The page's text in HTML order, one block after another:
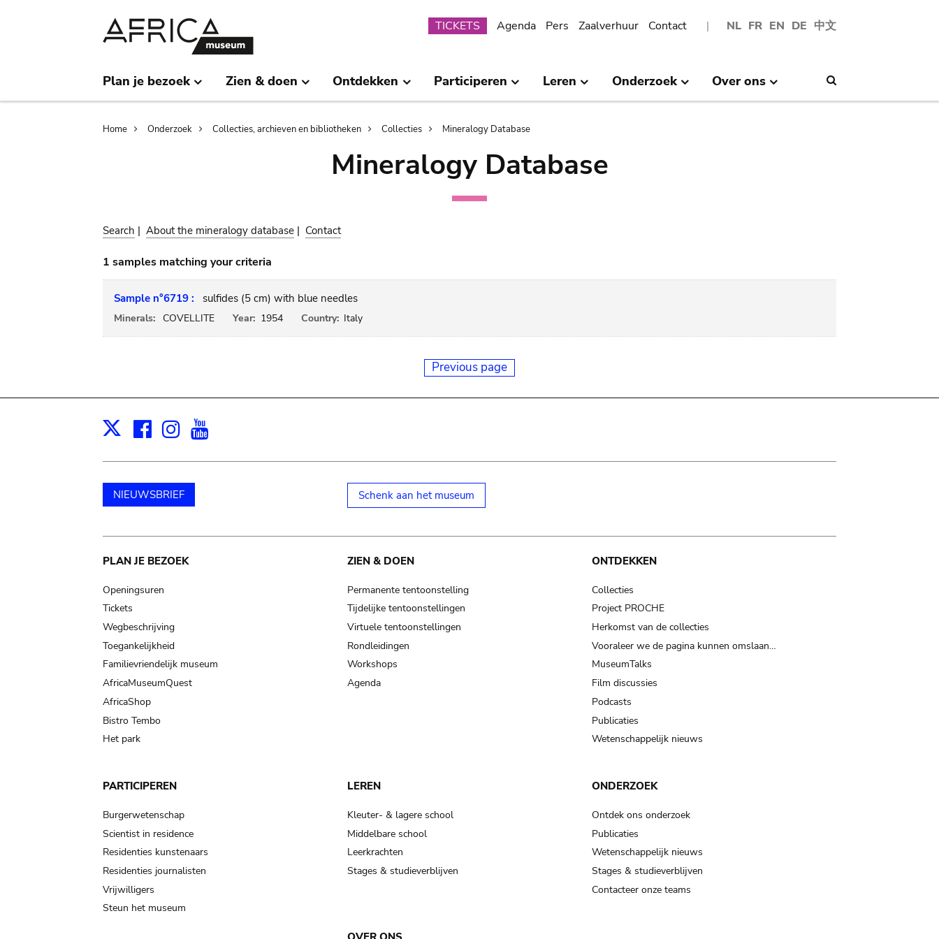
NL FR EN DE 中文
Submenu
TICKETS Agenda Pers Zaalverhuur Contact
Plan je bezoek Zien & doen Ontdekken Participeren Leren Onderzoek Over ons
Breadcrumb
Home Onderzoek Collecties, archieven en bibliotheken Collecties Mineralogy Database
Mineralogy Database
Search | About the mineralogy database | Contact
1 samples matching your criteria
Sample n°6719 : sulfides (5 cm) with blue needles
Minerals: COVELLITE Year: 1954 Country: Italy
Previous page
X Facebook
Instagram
NIEUWSBRIEF Schenk aan het museum
Main
navigation
PLAN JE BEZOEK
Openingsuren
Tickets
Wegbeschrijving
Toegankelijkheid
Familievriendelijk museum
AfricaMuseumQuest
AfricaShop
Bistro Tembo
Het park
ZIEN & DOEN
Permanente tentoonstelling
Tijdelijke tentoonstellingen
Virtuele tentoonstellingen
Rondleidingen
Workshops
Agenda
ONTDEKKEN
Collecties
Project PROCHE
Herkomst van de collecties
Vooraleer we de pagina kunnen omslaan…
MuseumTalks
Film discussies
Podcasts
Publicaties
Wetenschappelijk nieuws
PARTICIPEREN
Burgerwetenschap
Scientist in residence
Residenties kunstenaars
Residenties journalisten
Vrijwilligers
Steun het museum
LEREN
Kleuter- & lagere school
Middelbare school
Leerkrachten
Stages & studieverblijven
ONDERZOEK
Ontdek ons onderzoek
Publicaties
Wetenschappelijk nieuws
Stages & studieverblijven
Contacteer onze teams